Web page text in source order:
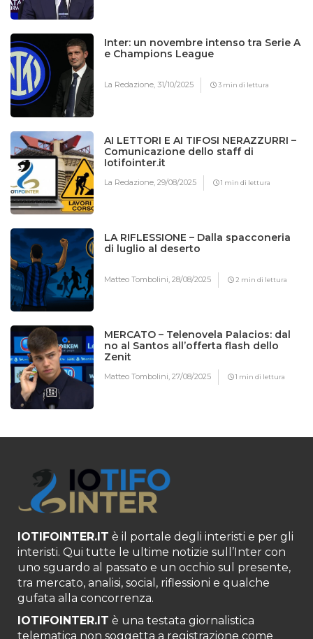
Inter: un novembre intenso tra Serie A
e Champions League
La Redazione,31/10/2025 3 min di lettura
AI LETTORI E AI TIFOSI NERAZZURRI –
Comunicazione dello staff di
Iotifointer.it
La Redazione,29/08/2025 1 min di lettura
LA RIFLESSIONE – Dalla spacconeria
di luglio al deserto
Matteo Tombolini,28/08/2025 2 min di lettura
MERCATO – Telenovela Palacios: dal
no al Santos all’offerta flash dello
Zenit
Matteo Tombolini,27/08/2025 1 min di lettura
IOTIFOINTER.IT è il portale degli interisti e per gli
interisti. Qui tutte le ultime notizie sull’Inter con
uno sguardo al passato e un occhio sul presente,
tra mercato, analisi, social, riflessioni e qualche
gufata alla concorrenza.
IOTIFOINTER.IT è una testata giornalistica
telematica non soggetta a registrazione come